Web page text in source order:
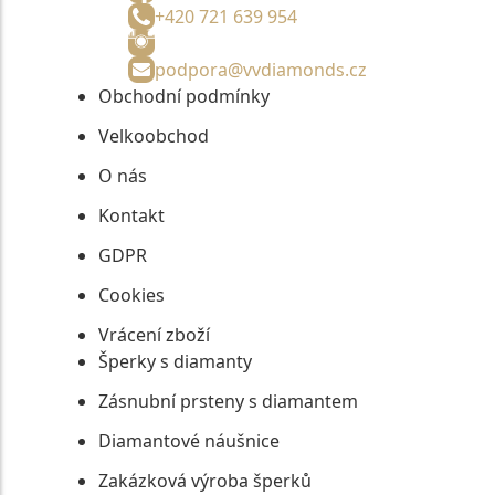
+420 721 639 954
podpora@vvdiamonds.cz
Obchodní podmínky
Velkoobchod
O nás
Kontakt
GDPR
Cookies
Vrácení zboží
Šperky s diamanty
Zásnubní prsteny s diamantem
Diamantové náušnice
Zakázková výroba šperků